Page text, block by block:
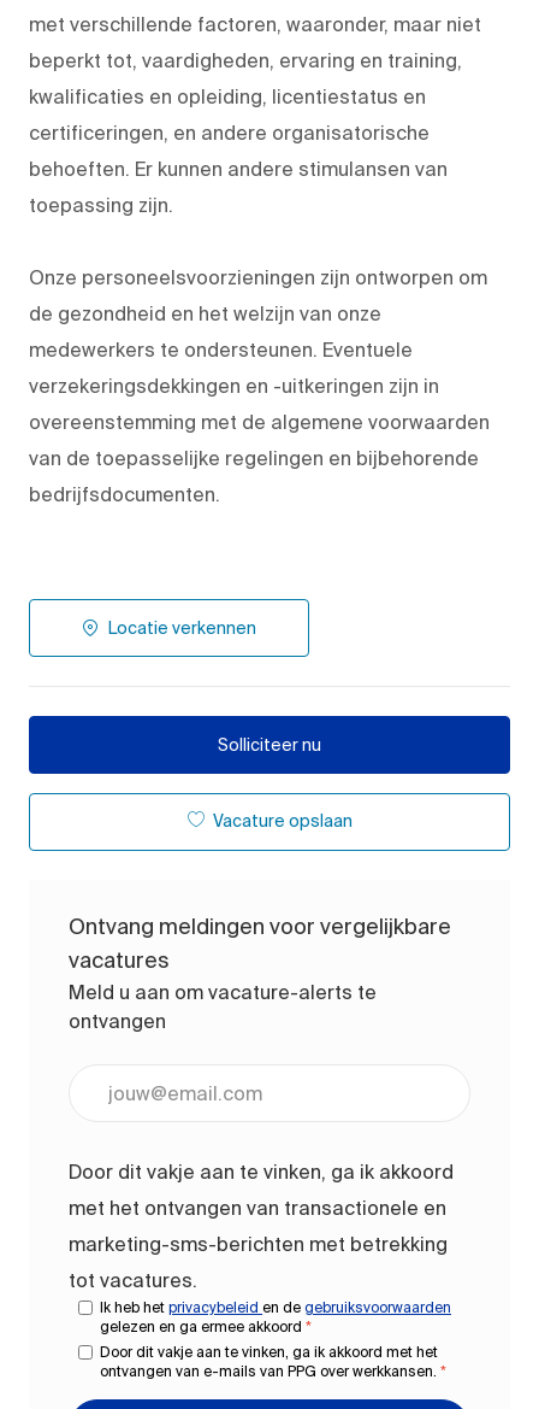
met verschillende factoren, waaronder, maar niet
beperkt tot, vaardigheden, ervaring en training,
kwalificaties en opleiding, licentiestatus en
certificeringen, en andere organisatorische
behoeften. Er kunnen andere stimulansen van
toepassing zijn.
Onze personeelsvoorzieningen zijn ontworpen om
de gezondheid en het welzijn van onze
medewerkers te ondersteunen. Eventuele
verzekeringsdekkingen en -uitkeringen zijn in
overeenstemming met de algemene voorwaarden
van de toepasselijke regelingen en bijbehorende
bedrijfsdocumenten.
Locatie verkennen
Solliciteer nu
Vacature opslaan
Ontvang meldingen voor vergelijkbare
vacatures
Meld u aan om vacature-alerts te
ontvangen
Door dit vakje aan te vinken, ga ik akkoord
met het ontvangen van transactionele en
marketing-sms-berichten met betrekking
tot vacatures.
Ik heb het privacybeleid en de gebruiksvoorwaarden
gelezen en ga ermee akkoord *
Door dit vakje aan te vinken, ga ik akkoord met het
ontvangen van e-mails van PPG over werkkansen. *